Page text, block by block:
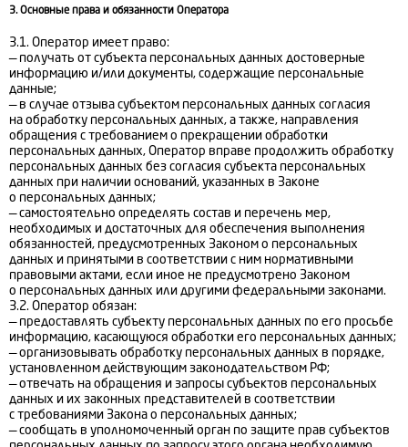
3. Основные права и обязанности Оператора
3.1. Оператор имеет право:
— получать от субъекта персональных данных достоверные
информацию и/или документы, содержащие персональные
данные;
— в случае отзыва субъектом персональных данных согласия
на обработку персональных данных, а также, направления
обращения с требованием о прекращении обработки
персональных данных, Оператор вправе продолжить обработку
персональных данных без согласия субъекта персональных
данных при наличии оснований, указанных в Законе
о персональных данных;
— самостоятельно определять состав и перечень мер,
необходимых и достаточных для обеспечения выполнения
обязанностей, предусмотренных Законом о персональных
данных и принятыми в соответствии с ним нормативными
правовыми актами, если иное не предусмотрено Законом
о персональных данных или другими федеральными законами.
3.2. Оператор обязан:
— предоставлять субъекту персональных данных по его просьбе
информацию, касающуюся обработки его персональных данных;
— организовывать обработку персональных данных в порядке,
установленном действующим законодательством РФ;
— отвечать на обращения и запросы субъектов персональных
данных и их законных представителей в соответствии
с требованиями Закона о персональных данных;
— сообщать в уполномоченный орган по защите прав субъектов